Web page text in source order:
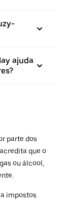
ajuda
parte dos
que o
ou álcool,
impostos